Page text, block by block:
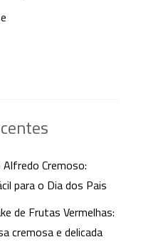
Alfredo Cremoso:
para o Dia dos Pais
de Frutas Vermelhas:
cremosa e delicada